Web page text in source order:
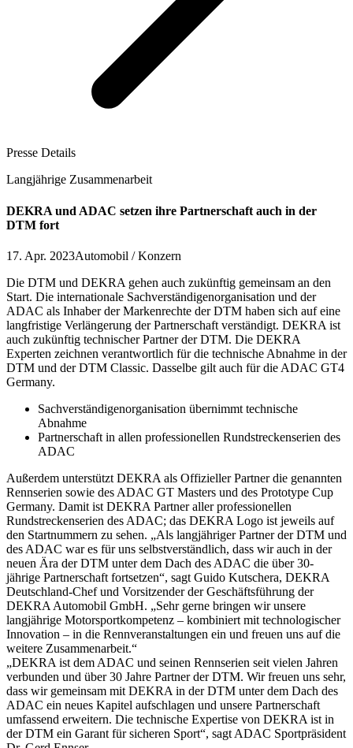
Presse Details
Langjährige Zusammenarbeit
DEKRA und ADAC setzen ihre Partnerschaft auch in der
DTM fort
17. Apr. 2023Automobil / Konzern
Die DTM und DEKRA gehen auch zukünftig gemeinsam an den
Start. Die internationale Sachverständigenorganisation und der
ADAC als Inhaber der Markenrechte der DTM haben sich auf eine
langfristige Verlängerung der Partnerschaft verständigt. DEKRA ist
auch zukünftig technischer Partner der DTM. Die DEKRA
Experten zeichnen verantwortlich für die technische Abnahme in der
DTM und der DTM Classic. Dasselbe gilt auch für die ADAC GT4
Germany.
Sachverständigenorganisation übernimmt technische
Abnahme
Partnerschaft in allen professionellen Rundstreckenserien des
ADAC
Außerdem unterstützt DEKRA als Offizieller Partner die genannten
Rennserien sowie des ADAC GT Masters und des Prototype Cup
Germany. Damit ist DEKRA Partner aller professionellen
Rundstreckenserien des ADAC; das DEKRA Logo ist jeweils auf
den Startnummern zu sehen. „Als langjähriger Partner der DTM und
des ADAC war es für uns selbstverständlich, dass wir auch in der
neuen Ära der DTM unter dem Dach des ADAC die über 30-
jährige Partnerschaft fortsetzen“, sagt Guido Kutschera, DEKRA
Deutschland-Chef und Vorsitzender der Geschäftsführung der
DEKRA Automobil GmbH. „Sehr gerne bringen wir unsere
langjährige Motorsportkompetenz – kombiniert mit technologischer
Innovation – in die Rennveranstaltungen ein und freuen uns auf die
weitere Zusammenarbeit.“
„DEKRA ist dem ADAC und seinen Rennserien seit vielen Jahren
verbunden und über 30 Jahre Partner der DTM. Wir freuen uns sehr,
dass wir gemeinsam mit DEKRA in der DTM unter dem Dach des
ADAC ein neues Kapitel aufschlagen und unsere Partnerschaft
umfassend erweitern. Die technische Expertise von DEKRA ist in
der DTM ein Garant für sicheren Sport“, sagt ADAC Sportpräsident